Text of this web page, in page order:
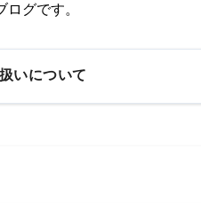
グです。
いについて